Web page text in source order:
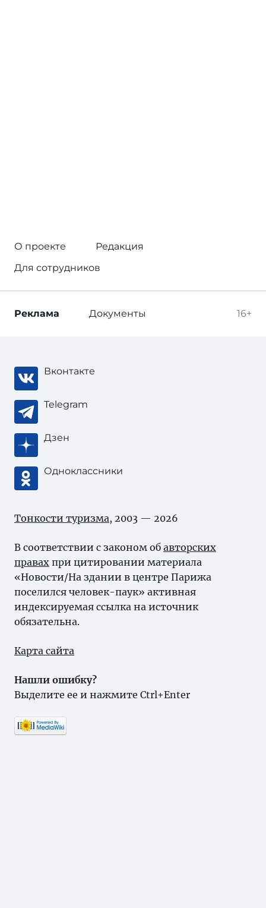
О проекте
Редакция
Для сотрудников
16+
Реклама Документы
Вконтакте
Telegram
Дзен
Одноклассники
Тонкости туризма, 2003 — 2026
В соответствии с законом об авторских
правах при цитировании материала
«Новости/На здании в центре Парижа
поселился человек-паук» активная
индексируемая ссылка на источник
обязательна.
Карта сайта
Нашли ошибку?
Выделите ее и нажмите Ctrl+Enter